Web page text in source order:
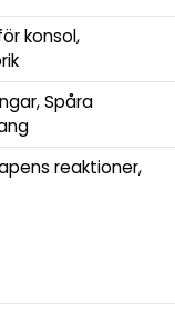
konsol,
Spåra
reaktioner,